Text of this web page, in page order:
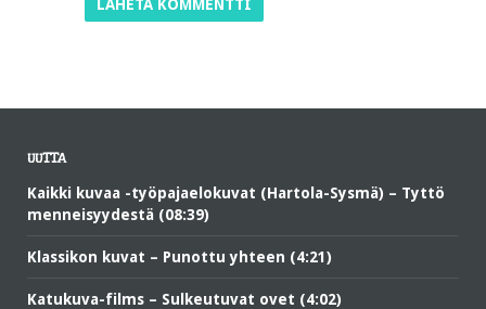
UUTTA
Kaikki kuvaa -työpajaelokuvat (Hartola-Sysmä) – Tyttö
menneisyydestä (08:39)
Klassikon kuvat – Punottu yhteen (4:21)
Katukuva-films – Sulkeutuvat ovet (4:02)